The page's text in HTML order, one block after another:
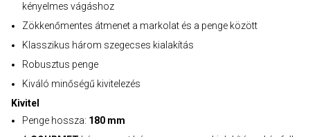
kényelmes vágáshoz
Zökkenőmentes átmenet a markolat és a penge között
Klasszikus három szegecses kialakítás
Robusztus penge
Kiváló minőségű kivitelezés
Kivitel
Penge hossza: 180 mm